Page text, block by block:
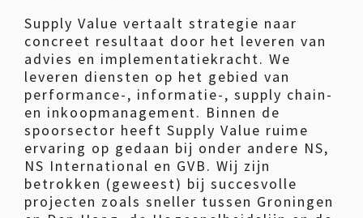
Supply Value vertaalt strategie naar
concreet resultaat door het leveren van
advies en implementatiekracht. We
leveren diensten op het gebied van
performance-, informatie-, supply chain-
en inkoopmanagement. Binnen de
spoorsector heeft Supply Value ruime
ervaring op gedaan bij onder andere NS,
NS International en GVB. Wij zijn
betrokken (geweest) bij succesvolle
projecten zoals sneller tussen Groningen